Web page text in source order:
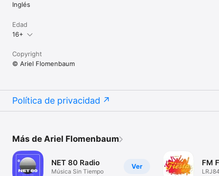
Inglés
Edad
16+
Copyright
© Ariel Flomenbaum
Política de privacidad
Más de Ariel Flomenbaum
Ver
NET 80 Radio
Música Sin Tiempo
FM